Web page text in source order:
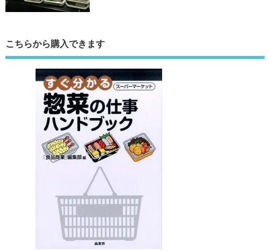
こちらから購入できます